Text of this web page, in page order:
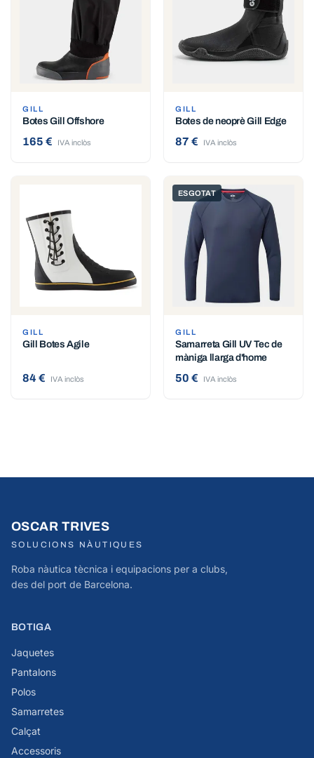
GILL
Botes Gill Offshore
165 € IVA inclòs
GILL
Botes de neoprè Gill Edge
87 € IVA inclòs
GILL
Gill Botes Agile
84 € IVA inclòs
ESGOTAT
GILL
Samarreta Gill UV Tec de
màniga llarga d'home
50 € IVA inclòs
OSCAR TRIVES
SOLUCIONS NÀUTIQUES
Roba nàutica tècnica i equipacions per a clubs,
des del port de Barcelona.
BOTIGA
Jaquetes
Pantalons
Polos
Samarretes
Calçat
Accessoris